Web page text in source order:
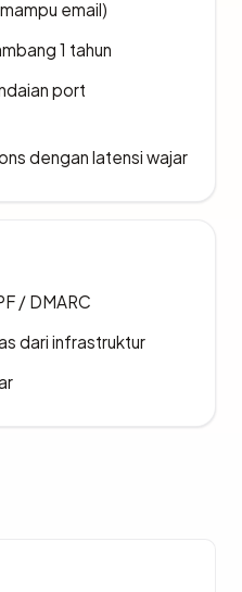
email)
1 tahun
port
dengan latensi wajar
/ DMARC
dari infrastruktur